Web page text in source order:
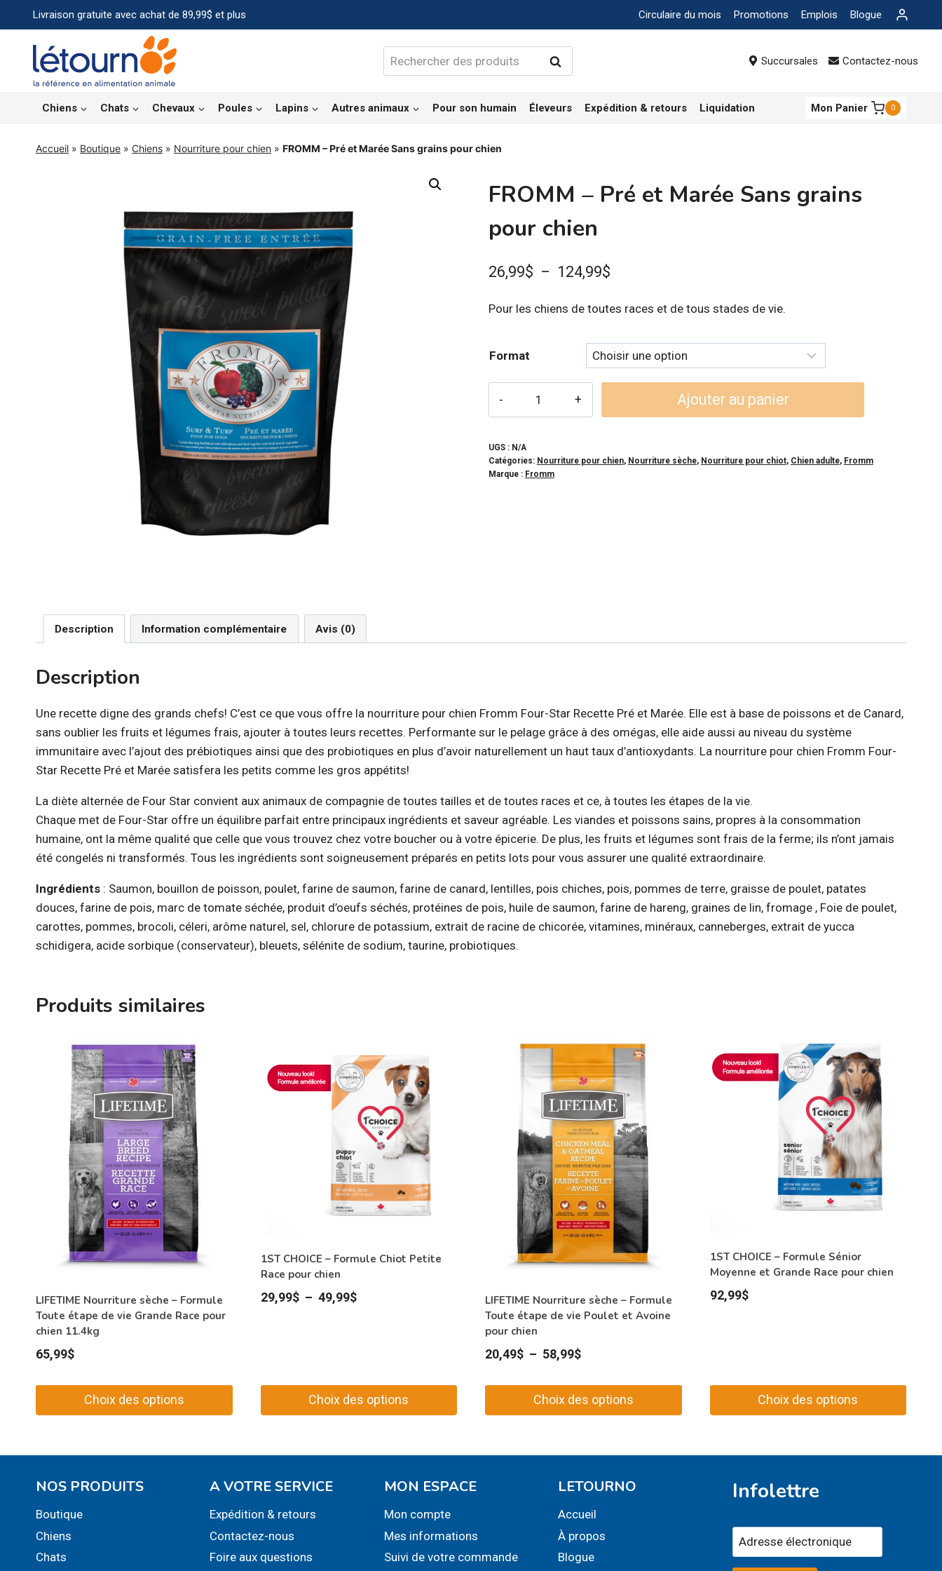
au
contenu
Livraison gratuite avec achat de 89,99$ et plus Circulaire du mois Promotions Emplois Blogue
Rechercher : Rechercher Succursales Contactez-nous
Chiens Chats Chevaux Poules Lapins Autres animaux Pour son humain Éleveurs Expédition & retours Liquidation Mon Panier 0
Accueil » Boutique » Chiens » Nourriture pour chien » FROMM – Pré et Marée Sans grains pour chien
FROMM – Pré et Marée Sans grains
pour chien
26,99$ – 124,99$Plage
26,99$
à
Pour les chiens de toutes races et de tous stades de vie.
Format
-
Pré
Ajouter au panier
UGS : N/A
Catégories: Nourriture pour chien, Nourriture sèche, Nourriture pour chiot, Chien adulte, Fromm
Marque : Fromm
Description Information complémentaire Avis (0)
Description
Une recette digne des grands chefs! C’est ce que vous offre la nourriture pour chien Fromm Four-Star Recette Pré et Marée. Elle est à base de poissons et de Canard,
sans oublier les fruits et légumes frais, ajouter à toutes leurs recettes. Performante sur le pelage grâce à des omégas, elle aide aussi au niveau du système
immunitaire avec l’ajout des prébiotiques ainsi que des probiotiques en plus d’avoir naturellement un haut taux d’antioxydants. La nourriture pour chien Fromm Four-
Star Recette Pré et Marée satisfera les petits comme les gros appétits!
La diète alternée de Four Star convient aux animaux de compagnie de toutes tailles et de toutes races et ce, à toutes les étapes de la vie.
Chaque met de Four-Star offre un équilibre parfait entre principaux ingrédients et saveur agréable. Les viandes et poissons sains, propres à la consommation
humaine, ont la même qualité que celle que vous trouvez chez votre boucher ou à votre épicerie. De plus, les fruits et légumes sont frais de la ferme; ils n’ont jamais
été congelés ni transformés. Tous les ingrédients sont soigneusement préparés en petits lots pour vous assurer une qualité extraordinaire.
Ingrédients : Saumon, bouillon de poisson, poulet, farine de saumon, farine de canard, lentilles, pois chiches, pois, pommes de terre, graisse de poulet, patates
douces, farine de pois, marc de tomate séchée, produit d’oeufs séchés, protéines de pois, huile de saumon, farine de hareng, graines de lin, fromage , Foie de poulet,
carottes, pommes, brocoli, céleri, arôme naturel, sel, chlorure de potassium, extrait de racine de chicorée, vitamines, minéraux, canneberges, extrait de yucca
schidigera, acide sorbique (conservateur), bleuets, sélénite de sodium, taurine, probiotiques.
Produits similaires
LIFETIME Nourriture sèche – Formule
Toute étape de vie Grande Race pour
chien 11.4kg
65,99$
Choix des options
plusieurs
Les
options
peuvent
1ST CHOICE – Formule Chiot Petite
Race pour chien
29,99$ – 49,99$Plage
49,99$
Choix des options
plusieurs
Les
options
peuvent
LIFETIME Nourriture sèche – Formule
Toute étape de vie Poulet et Avoine
pour chien
20,49$ – 58,99$Plage
prix :
20,49$
58,99$
Choix des options
peuvent
1ST CHOICE – Formule Sénior
Moyenne et Grande Race pour chien
92,99$
Choix des options
plusieurs
variations.
options
peuvent
NOS PRODUITS
Boutique
Chiens
Chats
A VOTRE SERVICE
Expédition & retours
Contactez-nous
Foire aux questions
MON ESPACE
Mon compte
Mes informations
Suivi de votre commande
LETOURNO
Accueil
À propos
Blogue
Infolettre